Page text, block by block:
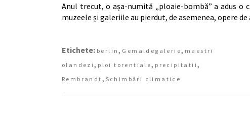
Anul trecut, o așa-numită „ploaie-bombă” a adus
muzeele și galeriile au pierdut, de asemenea, opere
Etichete: berlin, Gemäldegalerie, maestri
olandezi, ploi torentiale, precipitatii,
Rembrandt , Schimbări climatice